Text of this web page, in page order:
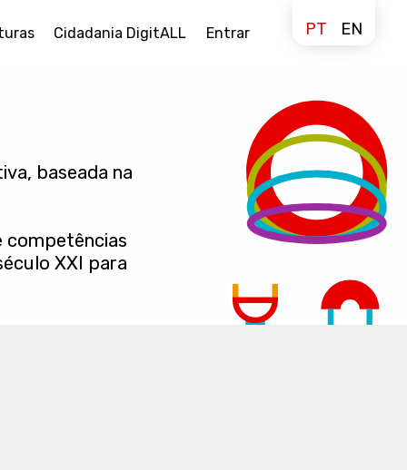
Cidadania DigitALL Entrar PT EN
baseada na
competências
XXI para